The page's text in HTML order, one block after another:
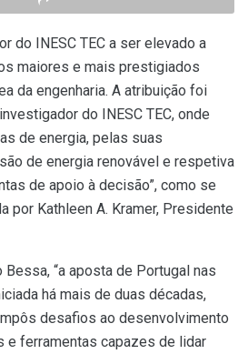
do INESC TEC a ser elevado a
maiores e mais prestigiados
da engenharia. A atribuição foi
do INESC TEC, onde
de energia, pelas suas
de energia renovável e respetiva
de apoio à decisão”, como se
por Kathleen A. Kramer, Presidente
“a aposta de Portugal nas
há mais de duas décadas,
desafios ao desenvolvimento
e ferramentas capazes de lidar